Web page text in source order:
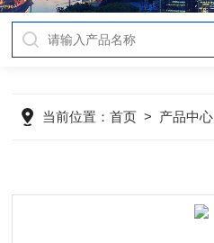
当前位置：首页 > 产品中心